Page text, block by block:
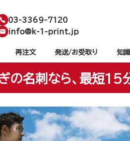
03-3369-7120
info@k-1-print.jp
再注文 発送/お受取り 知
の名刺なら、最短15